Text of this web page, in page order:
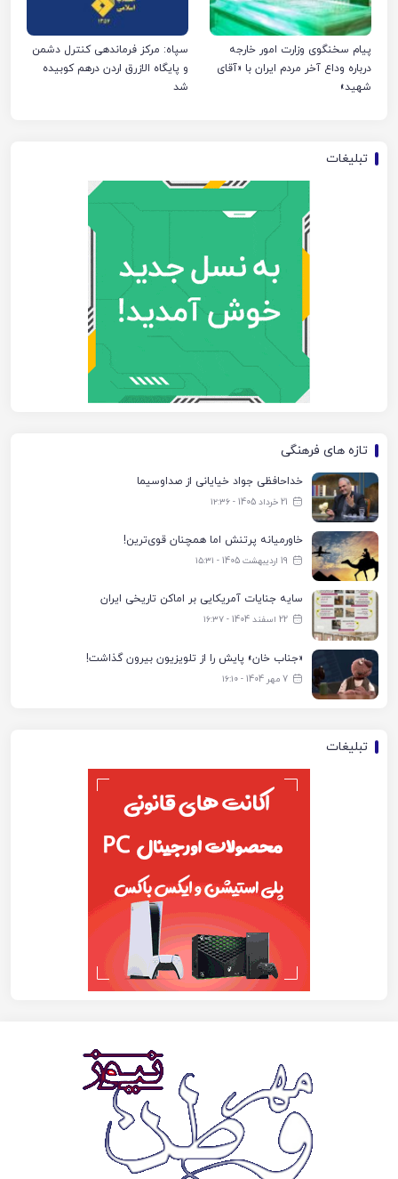
پیام سخنگوی وزارت امور خارجه
درباره وداع آخر مردم ایران با «آقای
شهید»
سپاه: مرکز فرماندهی کنترل دشمن
و پایگاه الازرق اردن درهم کوبیده
شد
تبلیغات
تازه های فرهنگی
خداحافظی جواد خیایانی از صداوسیما
21 خرداد 1405 - ۱۲:۳۶
خاورمیانه پرتنش اما همچنان قوی‌ترین!
19 اردیبهشت 1405 - ۱۵:۳۱
سایه جنایات آمریکایی بر اماکن تاریخی ایران
22 اسفند 1404 - ۱۶:۳۷
«جناب خان» پایش را از تلویزیون بیرون گذاشت!
7 مهر 1404 - ۱۶:۱۰
تبلیغات